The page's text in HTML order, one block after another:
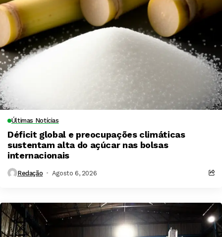
Últimas Notícias
Déficit global e preocupações climáticas
sustentam alta do açúcar nas bolsas
internacionais
Redação Agosto 6, 2026